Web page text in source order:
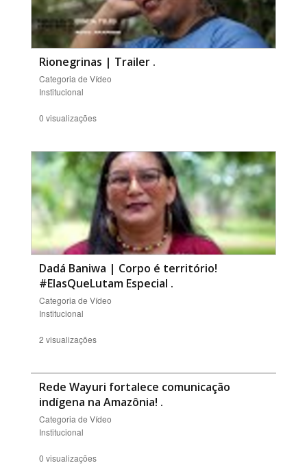
Rionegrinas | Trailer.
Categoria de Vídeo
Institucional
0 visualizações
Dadá Baniwa | Corpo é território!
#ElasQueLutam Especial .
Categoria de Vídeo
Institucional
2 visualizações
Rede Wayuri fortalece comunicação
indígena na Amazônia! .
Categoria de Vídeo
Institucional
0 visualizações